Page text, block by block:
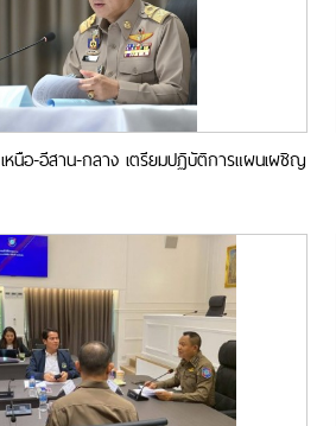
นือ-อีสาน-กลาง เตรียมปฏิบัติการแผนเผชิญ